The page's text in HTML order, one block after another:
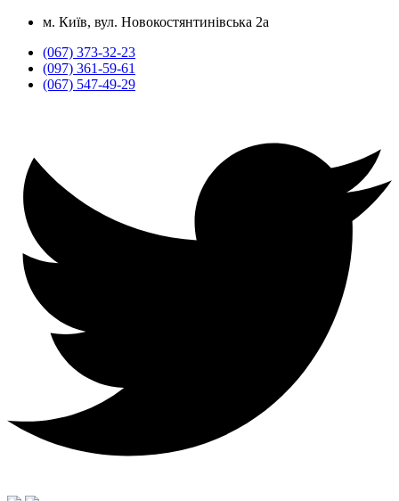
м. Київ, вул. Новокостянтинівська 2а
(067) 373-32-23
(097) 361-59-61
(067) 547-49-29